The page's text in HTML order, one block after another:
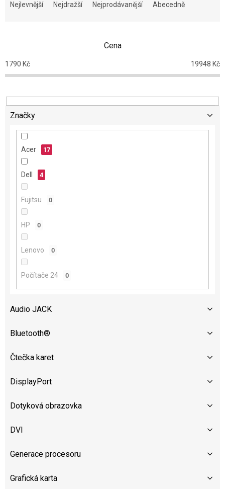
p
r
o
u
Nejlevnější Nejdražší Nejprodávanější Abecedně
Cena
1790 Kč 19948 Kč
Značky
Acer 17
Dell 4
Fujitsu 0
HP 0
Lenovo 0
Počítače 24 0
Audio JACK
Bluetooth®
Čtečka karet
DisplayPort
Dotyková obrazovka
DVI
Generace procesoru
Grafická karta